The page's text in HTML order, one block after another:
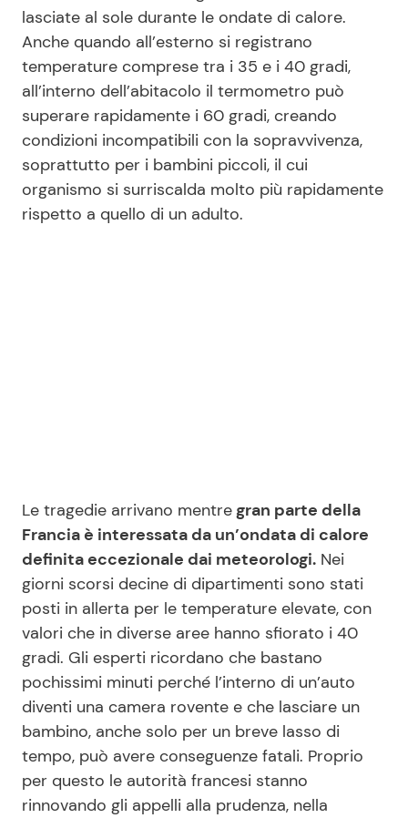
lasciate al sole durante le ondate di calore.
Anche quando all’esterno si registrano
temperature comprese tra i 35 e i 40 gradi,
all’interno dell’abitacolo il termometro può
superare rapidamente i 60 gradi, creando
condizioni incompatibili con la sopravvivenza,
soprattutto per i bambini piccoli, il cui
organismo si surriscalda molto più rapidamente
rispetto a quello di un adulto.
Le tragedie arrivano mentregran parte della
Francia è interessata da un’ondata di calore
definita eccezionale dai meteorologi. Nei
giorni scorsi decine di dipartimenti sono stati
posti in allerta per le temperature elevate, con
valori che in diverse aree hanno sfiorato i 40
gradi. Gli esperti ricordano che bastano
pochissimi minuti perché l’interno di un’auto
diventi una camera rovente e che lasciare un
bambino, anche solo per un breve lasso di
tempo, può avere conseguenze fatali. Proprio
per questo le autorità francesi stanno
rinnovando gli appelli alla prudenza, nella